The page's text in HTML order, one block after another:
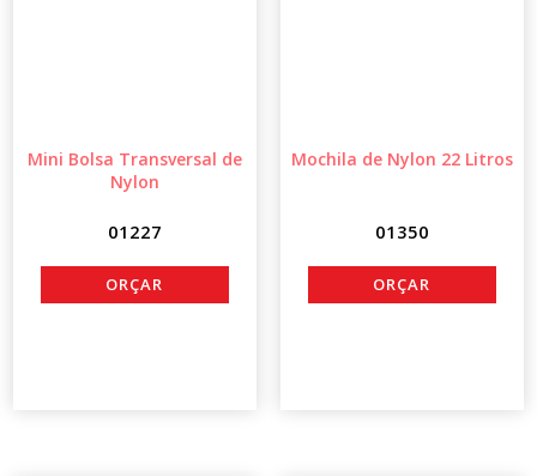
Mini Bolsa Transversal de
Nylon
01227
Mochila de Nylon 22 Litros
01350